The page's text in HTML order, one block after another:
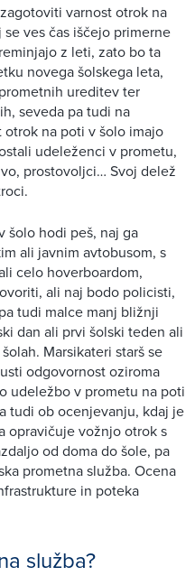
varnost otrok na
ves čas iščejo primerne
z leti, zato bo ta
novega šolskega leta,
ureditev ter
seveda pa tudi na
otrok na poti v šolo imajo
udeleženci v prometu,
prostovoljci… Svoj delež
šolo hodi peš, naj ga
ali javnim avtobusom, s
celo hoverboardom,
ali naj bodo policisti,
tudi malce manj bližnji
dan ali prvi šolski teden ali
Marsikateri starš se
odgovornost oziroma
udeležbo v prometu na poti
tudi ob ocenjevanju, kdaj je
opravičuje vožnjo otrok s
od doma do šole, pa
prometna služba. Ocena
in poteka
služba?